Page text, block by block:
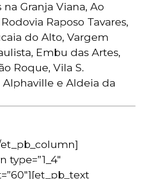
na Granja Viana, Ao
Raposo Tavares,
do Alto, Vargem
Embu das Artes,
Roque, Vila S.
Alphaville e Aldeia da
type=”1_4″